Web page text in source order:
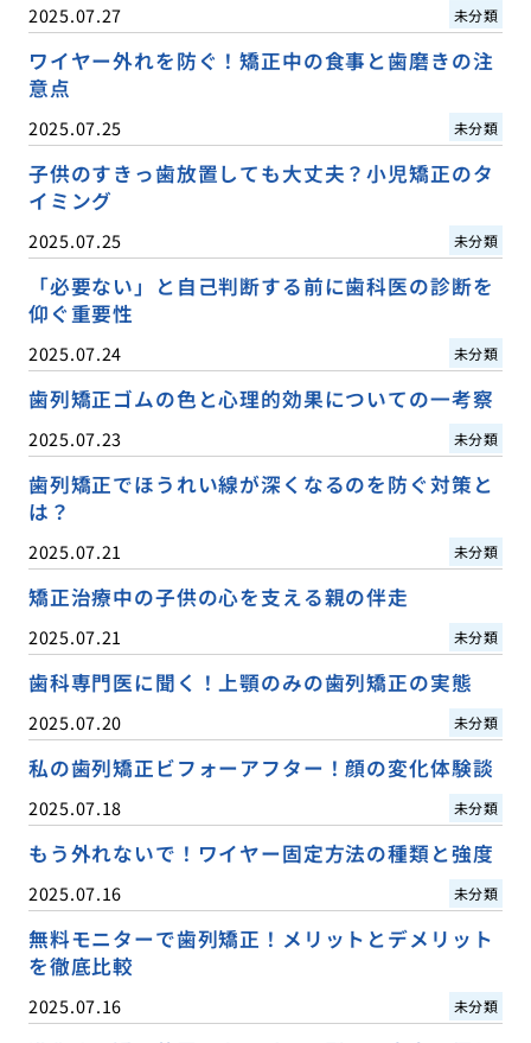
2025.07.27 未分類
ワイヤー外れを防ぐ！矯正中の食事と歯磨きの注
意点
2025.07.25 未分類
子供のすきっ歯放置しても大丈夫？小児矯正のタ
イミング
2025.07.25 未分類
「必要ない」と自己判断する前に歯科医の診断を
仰ぐ重要性
2025.07.24 未分類
歯列矯正ゴムの色と心理的効果についての一考察
2025.07.23 未分類
歯列矯正でほうれい線が深くなるのを防ぐ対策と
は？
2025.07.21 未分類
矯正治療中の子供の心を支える親の伴走
2025.07.21 未分類
歯科専門医に聞く！上顎のみの歯列矯正の実態
2025.07.20 未分類
私の歯列矯正ビフォーアフター！顔の変化体験談
2025.07.18 未分類
もう外れないで！ワイヤー固定方法の種類と強度
2025.07.16 未分類
無料モニターで歯列矯正！メリットとデメリット
を徹底比較
2025.07.16 未分類